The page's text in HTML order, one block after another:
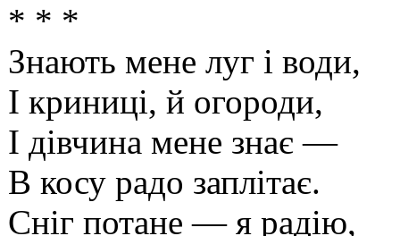
* * *
Знають мене луг і води,
І криниці, й огороди,
І дівчина мене знає —
В косу радо заплітає.
Сніг потане — я радію,